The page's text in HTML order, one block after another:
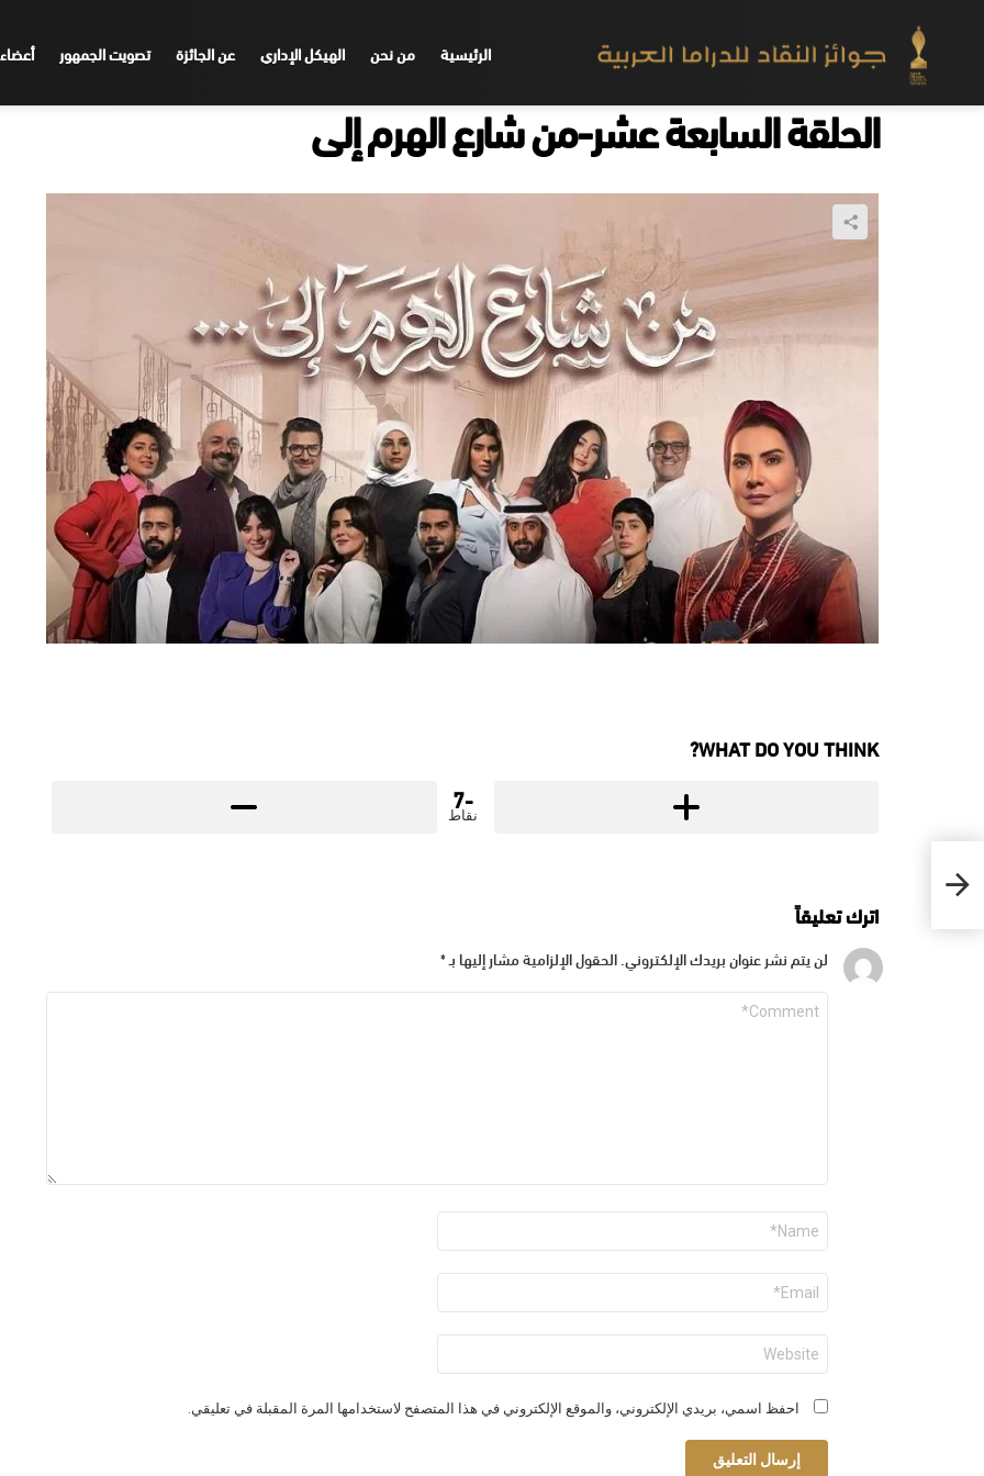
الرئيسية من نحن الهيكل الإداري عن الجائزة تصويت الجمهور
الحلقة السابعة عشر-من شارع الهرم إلى
WHAT DO YOU THINK?
-7
نقاط
اترك تعليقاً
لن يتم نشر عنوان بريدك الإلكتروني. الحقول الإلزامية مشار إليها بـ *
التعليق
الاسم
البريد
الإلكتروني
*
الموقع
الإلكتروني
احفظ اسمي، بريدي الإلكتروني، والموقع الإلكتروني في هذا المتصفح لاستخدامها المرة المقبلة في تعليقي.